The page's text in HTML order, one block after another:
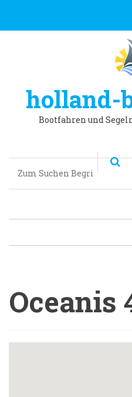
holland-
Bootfahren und
Oceanis